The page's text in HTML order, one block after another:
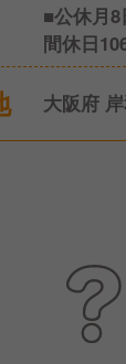
■公休月
間休日
記念日休
■リフレ
大阪府